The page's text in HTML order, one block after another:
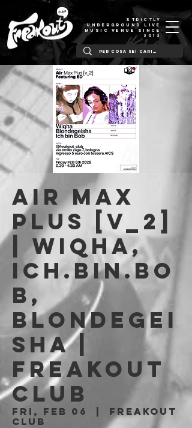
STRICTLY
UNDERGROUND LIVE
MUSIC VENUE SINCE
2012
Air Max
Plus [v_2]
| Wiqha,
Ich.Bin.Bo
b,
Blondegei
sha |
Freakout
Club
Fri, Feb 06
Freakout
Club